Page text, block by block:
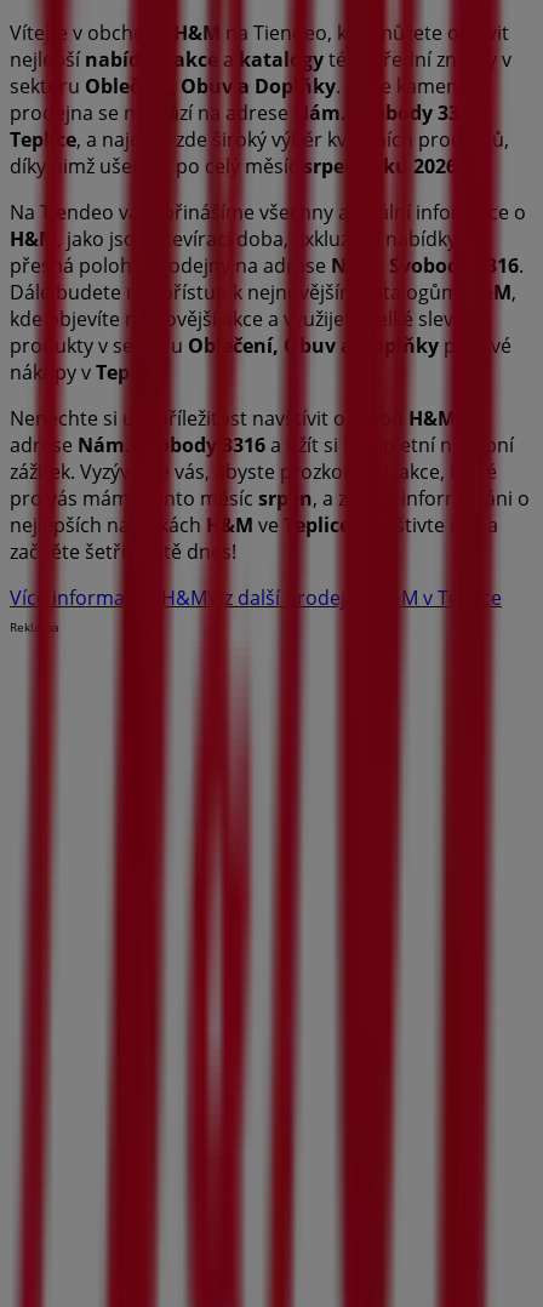
Vítejte v obchodě H&M na Tiendeo, kde můžete objevit
nejlepšínabídky akce a katalogytéto přední značky v
sektoru Oblečení, Obuv a Doplňky. Naše kamenná
prodejna se nachází na adrese
Nám. Svobody 3316
Teplice, a najdete zde široký výběr kvalitních produktů,
díky nimž ušetříte po celý měsíc srpen roku 2026
Na Tiendeo vám přinášíme všechny aktuální informace o
H&M
, jako jsou otevírací doba, exkluzivní nabídky a
přesná poloha prodejny na adrese Nám. Svobody 3316.
Dále budete mít přístup k nejnovějším katalogům
H&M,
kde objevíte nejnovější akce a využijete velké slevy na
produkty v sektoru Oblečení, Obuv a Doplňky pro své
nákupy vTeplice
Nenechte si ujít příležitost navštívit obchod H&M
adrese Nám. Svobody 3316a užít si kompletní nákupní
zážitek. Vyzýváme vás, abyste prozkoumali akce, které
pro vás máme tento měsíc srpen, a zůstali informováni o
nejlepších nabídkách H&M ve Teplice
. Navštivte nás a
začněte šetřit ještě dnes!
Více informací o H&MViz další prodejny H&M v Teplice
Reklama